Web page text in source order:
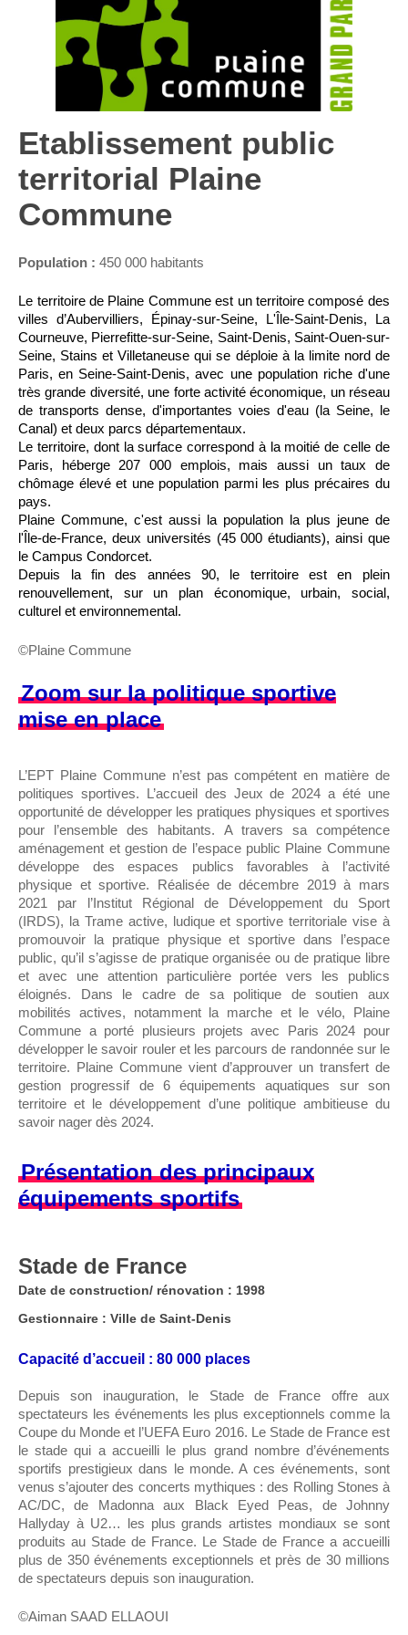
Etablissement public
territorial Plaine
Commune
Population : 450 000 habitants
Le territoire de Plaine Commune est un territoire composé des
villes d’Aubervilliers, Épinay-sur-Seine, L'Île-Saint-Denis, La
Courneuve, Pierrefitte-sur-Seine, Saint-Denis, Saint-Ouen-sur-
Seine, Stains et Villetaneuse qui se déploie à la limite nord de
Paris, en Seine-Saint-Denis, avec une population riche d'une
très grande diversité, une forte activité économique, un réseau
de transports dense, d'importantes voies d'eau (la Seine, le
Canal) et deux parcs départementaux.
Le territoire, dont la surface correspond à la moitié de celle de
Paris, héberge 207 000 emplois, mais aussi un taux de
chômage élevé et une population parmi les plus précaires du
pays.
Plaine Commune, c'est aussi la population la plus jeune de
l'Île-de-France, deux universités (45 000 étudiants), ainsi que
le Campus Condorcet.
Depuis la fin des années 90, le territoire est en plein
renouvellement, sur un plan économique, urbain, social,
culturel et environnemental.
©Plaine Commune
Zoom sur la politique sportive
mise en place
L’EPT Plaine Commune n’est pas compétent en matière de
politiques sportives. L’accueil des Jeux de 2024 a été une
opportunité de développer les pratiques physiques et sportives
pour l’ensemble des habitants. A travers sa compétence
aménagement et gestion de l’espace public Plaine Commune
développe des espaces publics favorables à l’activité
physique et sportive. Réalisée de décembre 2019 à mars
2021 par l’Institut Régional de Développement du Sport
(IRDS), la Trame active, ludique et sportive territoriale vise à
promouvoir la pratique physique et sportive dans l’espace
public, qu’il s’agisse de pratique organisée ou de pratique libre
et avec une attention particulière portée vers les publics
éloignés. Dans le cadre de sa politique de soutien aux
mobilités actives, notamment la marche et le vélo, Plaine
Commune a porté plusieurs projets avec Paris 2024 pour
développer le savoir rouler et les parcours de randonnée sur le
territoire. Plaine Commune vient d’approuver un transfert de
gestion progressif de 6 équipements aquatiques sur son
territoire et le développement d’une politique ambitieuse du
savoir nager dès 2024.
Présentation des principaux
équipements sportifs
Stade de France
Date de construction/ rénovation : 1998
Gestionnaire : Ville de Saint-Denis
Capacité d’accueil : 80 000 places
Depuis son inauguration, le Stade de France offre aux
spectateurs les événements les plus exceptionnels comme la
Coupe du Monde et l’UEFA Euro 2016. Le Stade de France est
le stade qui a accueilli le plus grand nombre d’événements
sportifs prestigieux dans le monde. A ces événements, sont
venus s’ajouter des concerts mythiques : des Rolling Stones à
AC/DC, de Madonna aux Black Eyed Peas, de Johnny
Hallyday à U2… les plus grands artistes mondiaux se sont
produits au Stade de France. Le Stade de France a accueilli
plus de 350 événements exceptionnels et près de 30 millions
de spectateurs depuis son inauguration.
©Aiman SAAD ELLAOUI